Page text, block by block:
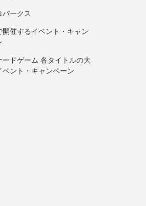
パークス
開催するイベント・キャン
ードゲーム 各タイトルの大
ベント・キャンペーン